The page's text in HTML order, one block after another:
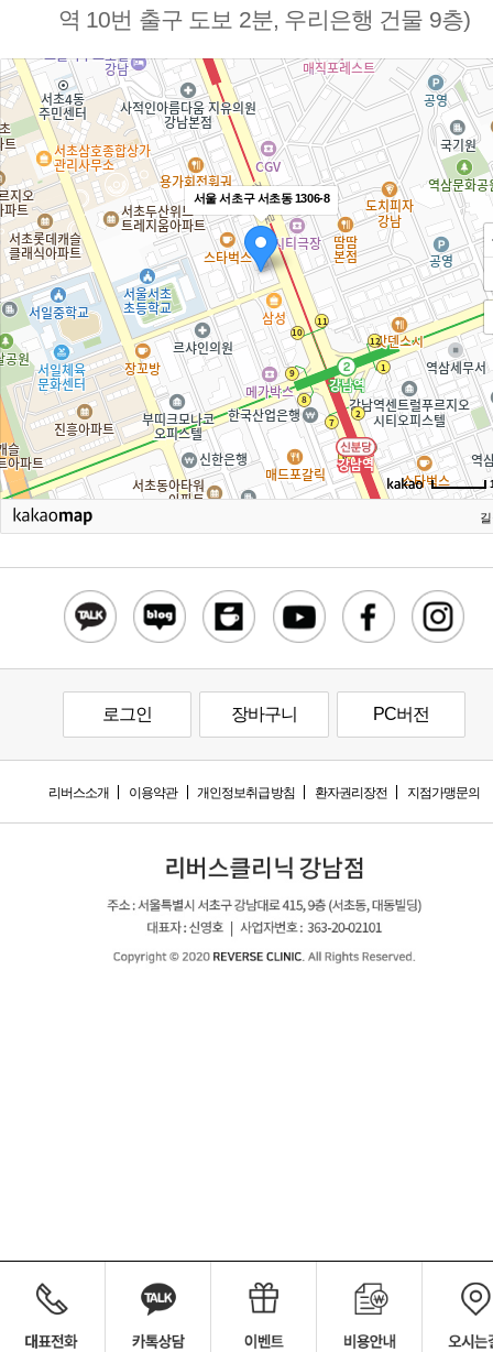
역 10번 출구 도보 2분, 우리은행 건물 9층)
서울 서초구 서초동 1306-8
로그인 장바구니 PC버전
리버스소개 이용약관 개인정보취급방침 환자권리장전 지점가맹문의